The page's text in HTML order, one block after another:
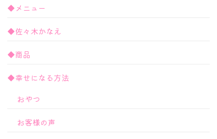
◆メニュー
◆佐々木かなえ
◆商品
◆幸せになる方法
おやつ
お客様の声